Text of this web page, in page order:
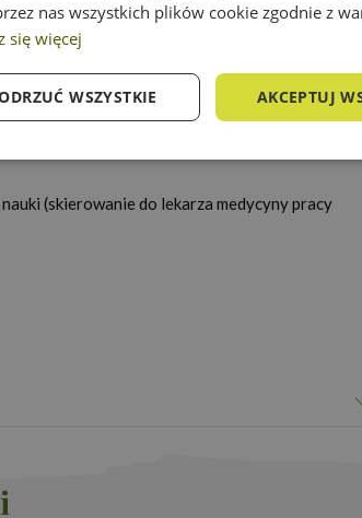
złożeniu egzaminu)
(skierowanie do lekarza medycyny pracy
nas wszystkich plików cookie zgodnie z
się więcej
AKCEPTUJ
WSZYSTKIE
Targetowanie